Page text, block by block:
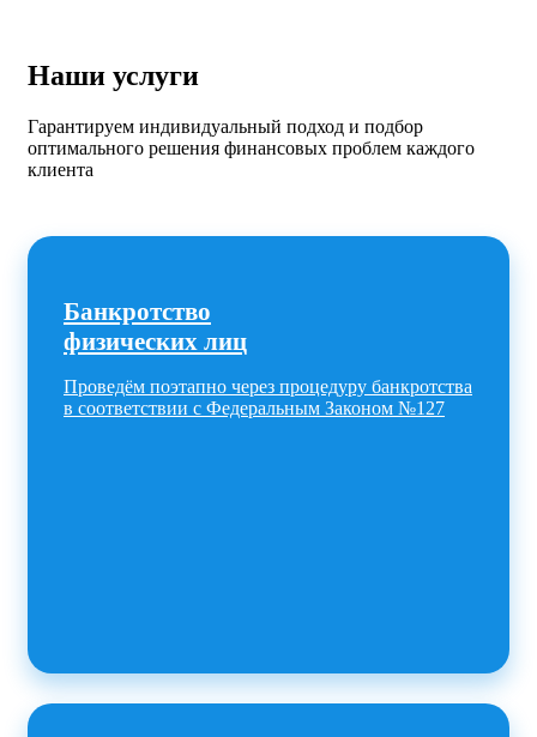
Наши услуги
Гарантируем индивидуальный подход и подбор
оптимального решения финансовых проблем каждого
клиента
Банкротство
физических лиц
Проведём поэтапно через процедуру банкротства
в соответствии с Федеральным Законом №127